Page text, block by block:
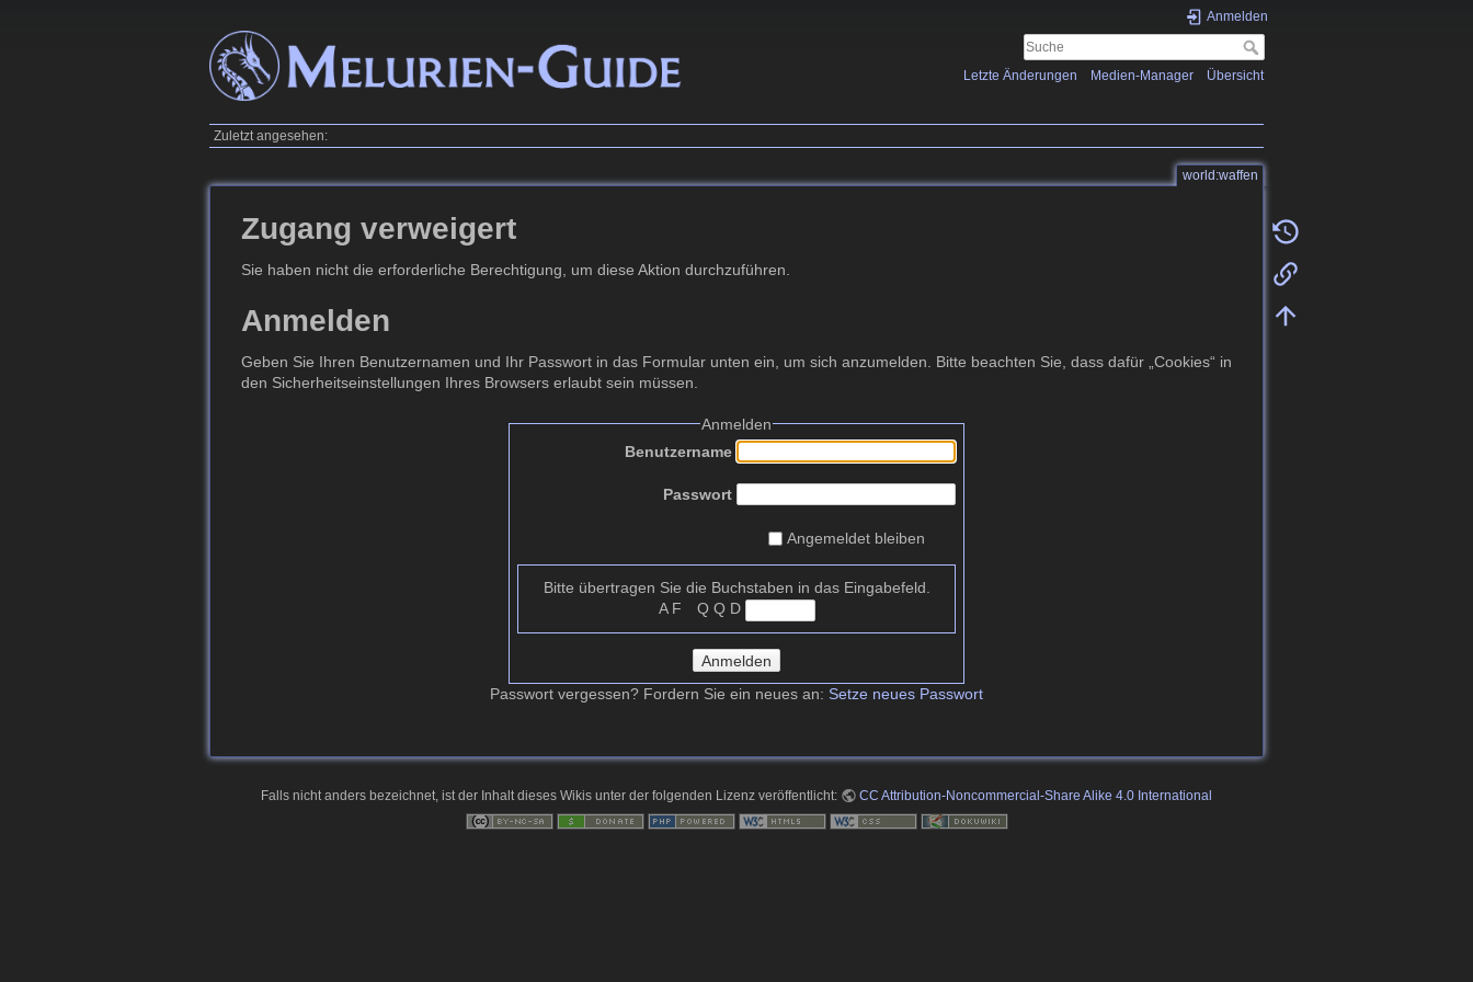
Anmelden
Letzte Änderungen Medien-Manager Übersicht
Zuletzt angesehen:
world:waffen
Zugang verweigert
Sie haben nicht die erforderliche Berechtigung, um diese Aktion durchzuführen.
Anmelden
Geben Sie Ihren Benutzernamen und Ihr Passwort in das Formular unten ein, um sich anzumelden. Bitte beachten Sie, dass dafür „Cookies“ in
den Sicherheitseinstellungen Ihres Browsers erlaubt sein müssen.
Anmelden
Benutzername
Passwort
Angemeldet bleiben
Bitte übertragen Sie die Buchstaben in das Eingabefeld.
A F Q Q D
Anmelden
Passwort vergessen? Fordern Sie ein neues an: Setze neues Passwort
Falls nicht anders bezeichnet, ist der Inhalt dieses Wikis unter der folgenden Lizenz veröffentlicht: CC Attribution-Noncommercial-Share Alike 4.0 International